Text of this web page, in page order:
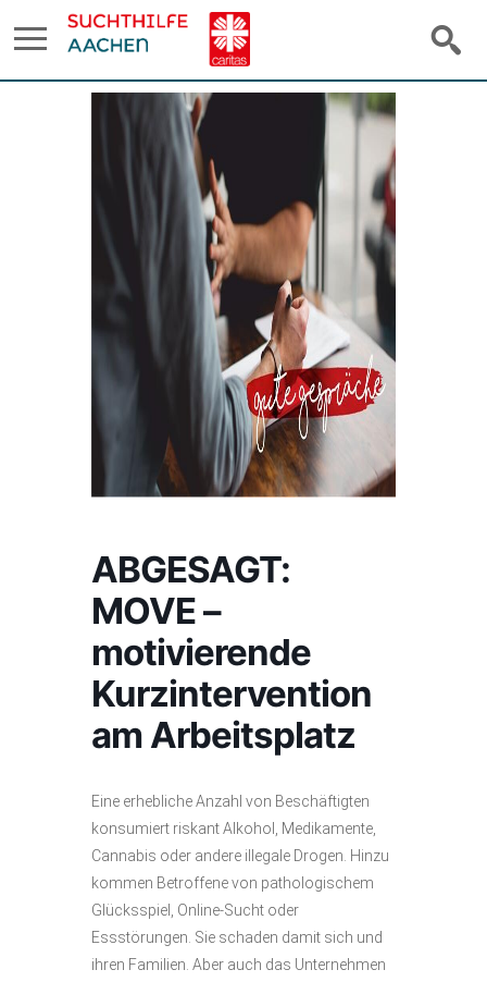
ABGESAGT:
MOVE –
motivierende
Kurzintervention
am Arbeitsplatz
Eine erhebliche Anzahl von Beschäftigten
konsumiert riskant Alkohol, Medikamente,
Cannabis oder andere illegale Drogen. Hinzu
kommen Betroffene von pathologischem
Glücksspiel, Online-Sucht oder
Essstörungen. Sie schaden damit sich und
ihren Familien. Aber auch das Unternehmen